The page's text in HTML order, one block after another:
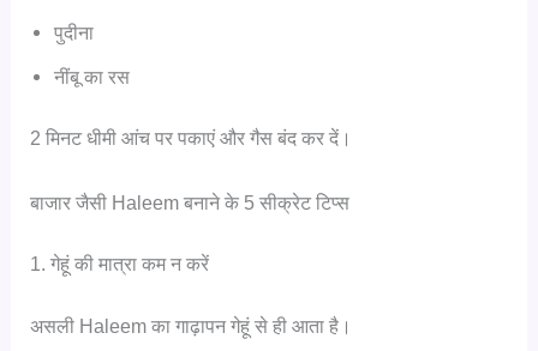
पुदीना
नींबू का रस
2 मिनट धीमी आंच पर पकाएं और गैस बंद कर दें।
बाजार जैसी Haleem बनाने के 5 सीक्रेट टिप्स
1. गेहूं की मात्रा कम न करें
असली Haleem का गाढ़ापन गेहूं से ही आता है।